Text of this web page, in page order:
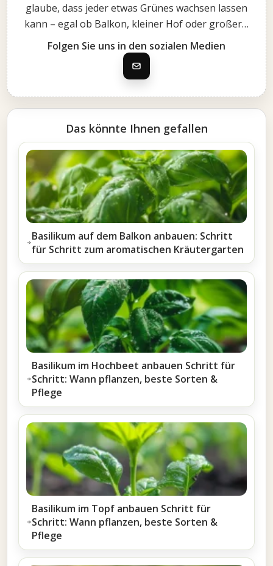
glaube, dass jeder etwas Grünes wachsen lassen
kann – egal ob Balkon, kleiner Hof oder großer…
Folgen Sie uns in den sozialen Medien
Das könnte Ihnen gefallen
Basilikum auf dem Balkon anbauen: Schritt
für Schritt zum aromatischen Kräutergarten
Basilikum im Hochbeet anbauen Schritt für
Schritt: Wann pflanzen, beste Sorten &
Pflege
Basilikum im Topf anbauen Schritt für
Schritt: Wann pflanzen, beste Sorten &
Pflege